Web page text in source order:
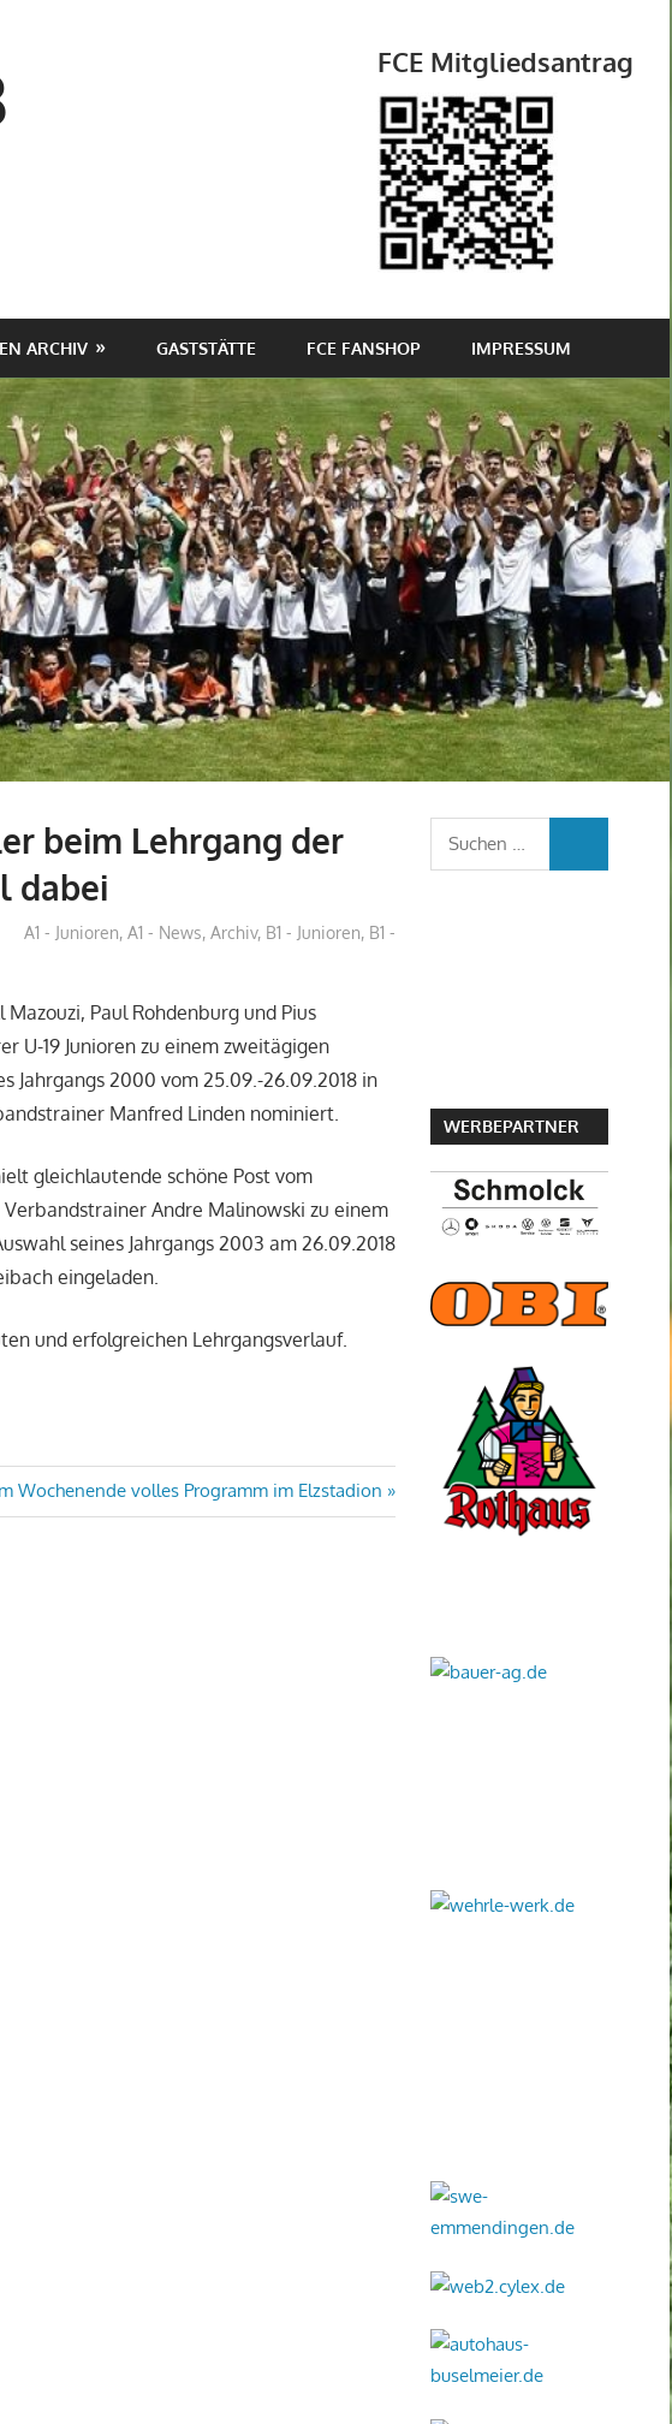
FCE Mitgliedsantrag
ARCHIV GASTSTÄTTE FCE FANSHOP IMPRESSUM
beim Lehrgang der
dabei
A1 - Junioren, A1 - News, Archiv, B1 - Junioren, B1 -
Paul Rohdenburg und Pius
U-19 Junioren zu einem zweitägigen
Jahrgangs 2000 vom 25.09.-26.09.2018 in
Manfred Linden nominiert.
gleichlautende schöne Post vom
Andre Malinowski zu einem
seines Jahrgangs 2003 am 26.09.2018
eingeladen.
und erfolgreichen Lehrgangsverlauf.
Wochenende volles Programm im Elzstadion
Suchen
WERBEPARTNER